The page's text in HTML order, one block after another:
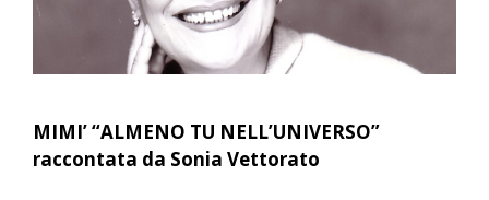
MIMI’ “ALMENO TU NELL’UNIVERSO”
raccontata da Sonia Vettorato